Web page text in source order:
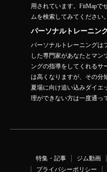
用されています。FitMapで
ムを検索してみてください。
パーソナルトレーニン
パーソナルトレーニングは
した専門家があなたとマン
ングの指導をしてくれるサ
は高くなりますが、その分
夏場に向け追い込みダイエ
理ができない方は一度通っ
特集・記事 ジム動画
プライバシーポリシー